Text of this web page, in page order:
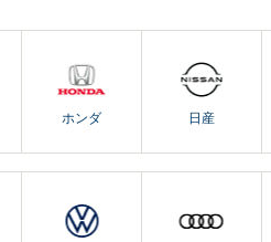
ホンダ 日産